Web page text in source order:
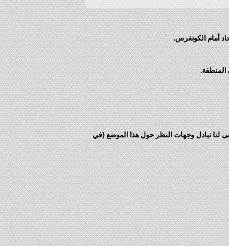
أمام الكونغرس.
المنطقة.
جيد وسيتسنى لنا تبادل وجهات النظر حول هذا الموضع (في